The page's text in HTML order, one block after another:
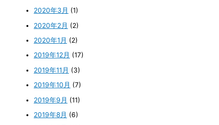
2020年3月 (1)
2020年2月 (2)
2020年1月 (2)
2019年12月 (17)
2019年11月 (3)
2019年10月 (7)
2019年9月 (11)
2019年8月 (6)